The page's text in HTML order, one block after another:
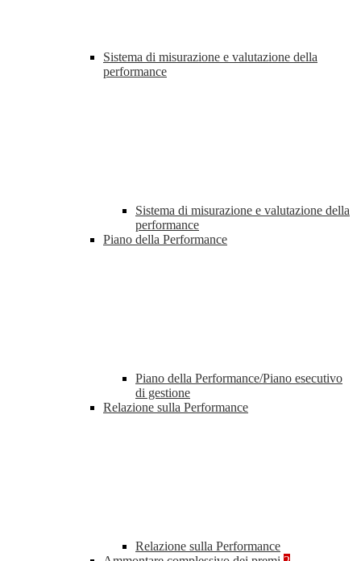
Sistema di misurazione e valutazione della
performance
Sistema di misurazione e valutazione della
performance
Piano della Performance
Piano della Performance/Piano esecutivo
di gestione
Relazione sulla Performance
Relazione sulla Performance